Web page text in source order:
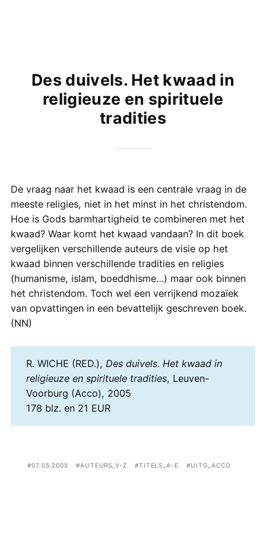
Des duivels. Het kwaad in
religieuze en spirituele
tradities
De vraag naar het kwaad is een centrale vraag in de
meeste religies, niet in het minst in het christendom.
Hoe is Gods barmhartigheid te combineren met het
kwaad? Waar komt het kwaad vandaan? In dit boek
vergelijken verschillende auteurs de visie op het
kwaad binnen verschillende tradities en religies
(humanisme, islam, boeddhisme…) maar ook binnen
het christendom. Toch wel een verrijkend mozaïek
van opvattingen in een bevattelijk geschreven boek.
(NN)
R. WICHE (RED.), Des duivels. Het kwaad in
religieuze en spirituele tradities, Leuven-
Voorburg (Acco), 2005
178 blz. en 21 EUR
07.05.2005 AUTEURS_V-Z TITELS_A-E UITG_ACCO